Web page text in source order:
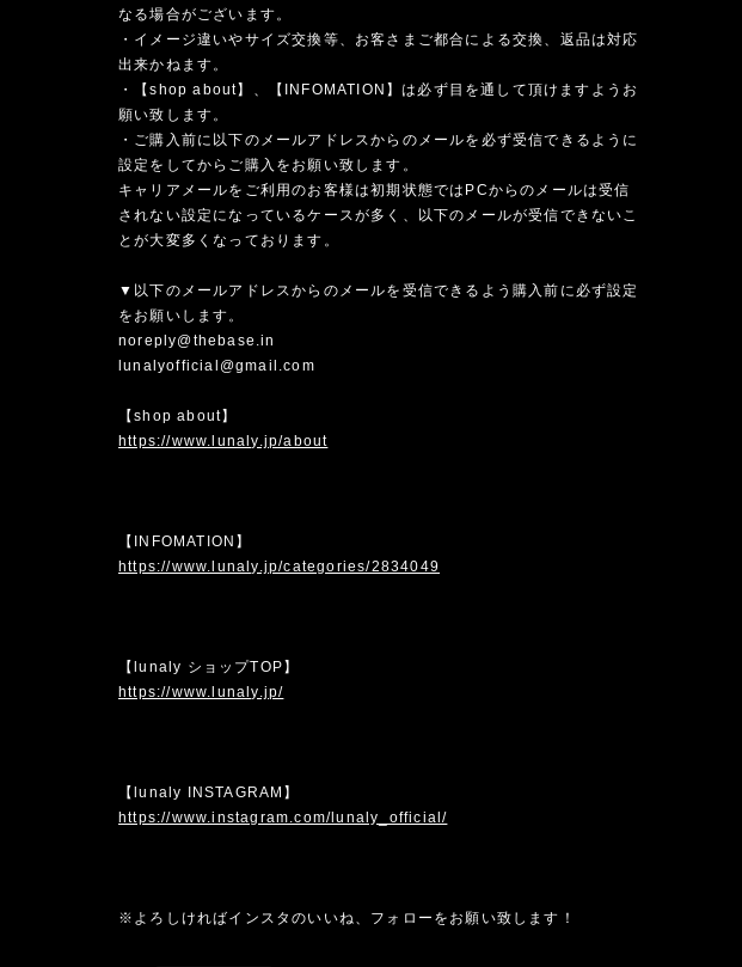
なる場合がございます。
・イメージ違いやサイズ交換等、お客さまご都合による交換、返品は対応
出来かねます。
・【shop about】、【INFOMATION】は必ず目を通して頂けますようお
願い致します。
・ご購入前に以下のメールアドレスからのメールを必ず受信できるように
設定をしてからご購入をお願い致します。
キャリアメールをご利用のお客様は初期状態ではPCからのメールは受信
されない設定になっているケースが多く、以下のメールが受信できないこ
とが大変多くなっております。
▼以下のメールアドレスからのメールを受信できるよう購入前に必ず設定
をお願いします。
noreply@thebase.in
lunalyofficial@gmail.com
【shop about】
https://www.lunaly.jp/about
【INFOMATION】
https://www.lunaly.jp/categories/2834049
【lunaly ショップTOP】
https://www.lunaly.jp/
【lunaly INSTAGRAM】
https://www.instagram.com/lunaly_official/
※よろしければインスタのいいね、フォローをお願い致します！